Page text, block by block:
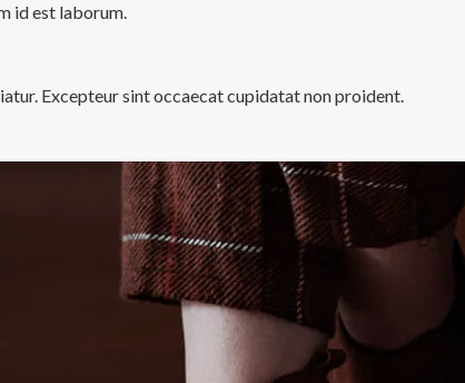
id est laborum.
Excepteur sint occaecat cupidatat non proident.